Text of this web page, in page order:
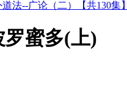
法--广论（二）【共130集】
罗蜜多(上)